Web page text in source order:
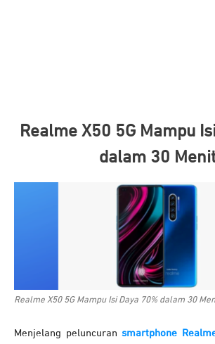
Realme X50 5G Mampu
dalam 30
Realme X50 5G Mampu Isi Daya 70% dalam 30
Menjelang peluncuran smartphone